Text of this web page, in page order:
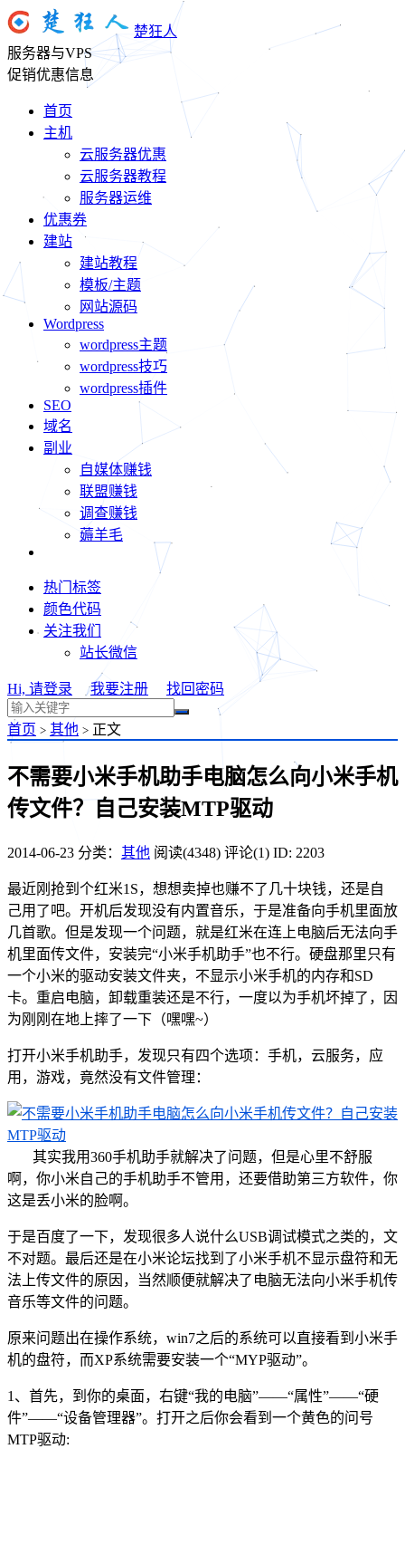
楚狂人
服务器与VPS
促销优惠信息
首页
主机
云服务器优惠
云服务器教程
服务器运维
优惠券
建站
建站教程
模板/主题
网站源码
Wordpress
wordpress主题
wordpress技巧
wordpress插件
SEO
域名
副业
自媒体赚钱
联盟赚钱
调查赚钱
薅羊毛
热门标签
颜色代码
关注我们
站长微信
Hi, 请登录 我要注册 找回密码
首页 > 其他 > 正文
不需要小米手机助手电脑怎么向小米手机
传文件？自己安装MTP驱动
2014-06-23 分类： 其他 阅读(4348) 评论(1) ID: 2203
最近刚抢到个红米1S，想想卖掉也赚不了几十块钱，还是自
己用了吧。开机后发现没有内置音乐，于是准备向手机里面放
几首歌。但是发现一个问题，就是红米在连上电脑后无法向手
机里面传文件，安装完“小米手机助手”也不行。硬盘那里只有
一个小米的驱动安装文件夹，不显示小米手机的内存和SD
卡。重启电脑，卸载重装还是不行，一度以为手机坏掉了，因
为刚刚在地上摔了一下（嘿嘿~）
打开小米手机助手，发现只有四个选项：手机，云服务，应
用，游戏，竟然没有文件管理：
其实我用360手机助手就解决了问题，但是心里不舒服
啊，你小米自己的手机助手不管用，还要借助第三方软件，你
这是丢小米的脸啊。
于是百度了一下，发现很多人说什么USB调试模式之类的，文
不对题。最后还是在小米论坛找到了小米手机不显示盘符和无
法上传文件的原因，当然顺便就解决了电脑无法向小米手机传
音乐等文件的问题。
原来问题出在操作系统，win7之后的系统可以直接看到小米手
机的盘符，而XP系统需要安装一个“MYP驱动”。
1、首先，到你的桌面，右键“我的电脑”——“属性”——“硬
件”——“设备管理器”。打开之后你会看到一个黄色的问号
MTP驱动: